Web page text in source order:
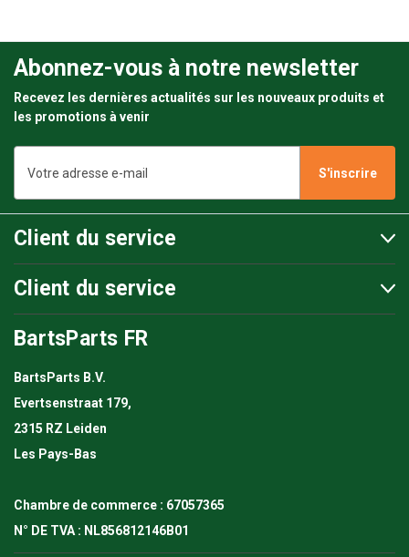
Abonnez-vous à notre newsletter
Recevez les dernières actualités sur les nouveaux produits et
les promotions à venir
mail
Client du service
Client du service
BartsParts FR
BartsParts B.V.
Evertsenstraat 179,
2315 RZ Leiden
Les Pays-Bas
Chambre de commerce : 67057365
N° DE TVA : NL856812146B01